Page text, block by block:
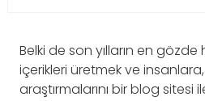
Belki de son yılların en
içerikleri üretmek ve
araştırmalarını bir blog sitesi